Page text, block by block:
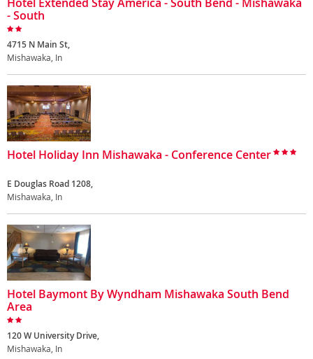
- South
4715 N Main St,
Mishawaka, In
Hotel Holiday Inn Mishawaka - Conference Center
E Douglas Road 1208,
Mishawaka, In
Hotel Baymont By Wyndham Mishawaka South Bend
Area
120 W University Drive,
Mishawaka, In